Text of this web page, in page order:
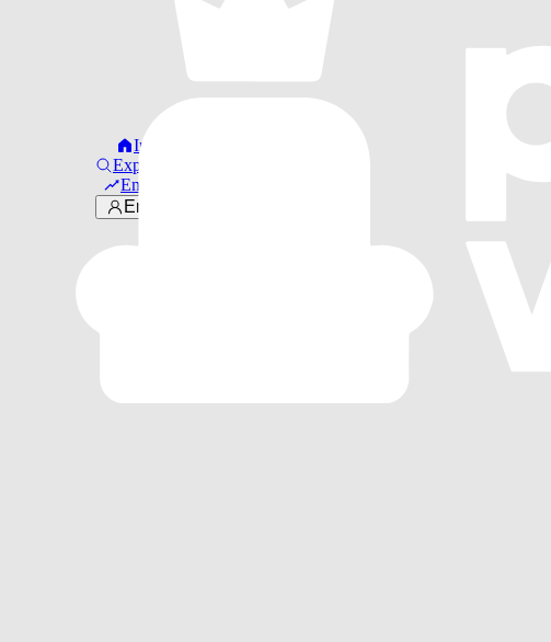
Início
Explorar
Em alta
Entrar